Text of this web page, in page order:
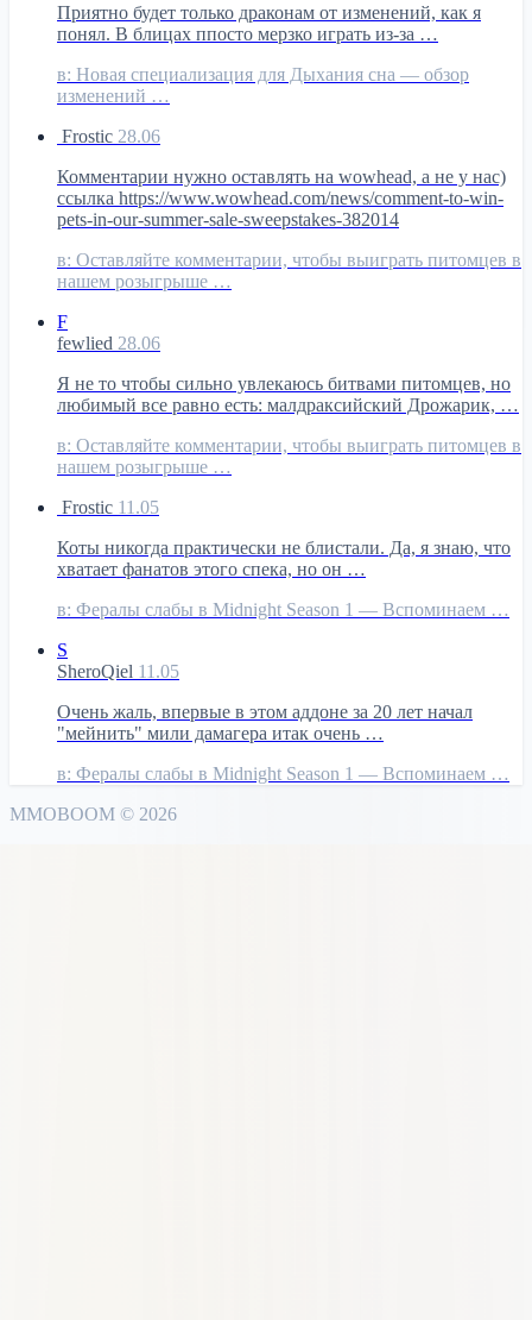
Приятно будет только драконам от изменений, как я
понял. В блицах ппосто мерзко играть из-за …
в: Новая специализация для Дыхания сна — обзор
изменений …
Frostic 28.06
Комментарии нужно оставлять на wowhead, а не у нас)
ссылка https://www.wowhead.com/news/comment-to-win-
pets-in-our-summer-sale-sweepstakes-382014
в: Оставляйте комментарии, чтобы выиграть питомцев в
нашем розыгрыше …
F
fewlied 28.06
Я не то чтобы сильно увлекаюсь битвами питомцев, но
любимый все равно есть: малдраксийский Дрожарик, …
в: Оставляйте комментарии, чтобы выиграть питомцев в
нашем розыгрыше …
Frostic 11.05
Коты никогда практически не блистали. Да, я знаю, что
хватает фанатов этого спека, но он …
в: Фералы слабы в Midnight Season 1 — Вспоминаем …
S
SheroQiel 11.05
Очень жаль, впервые в этом аддоне за 20 лет начал
"мейнить" мили дамагера итак очень …
в: Фералы слабы в Midnight Season 1 — Вспоминаем …
MMOBOOM © 2026